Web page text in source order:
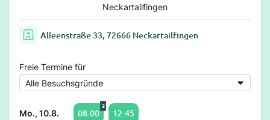
Neckartailfingen
Alleenstraße 33, 72666 Neckartailfingen
Freie Termine für
Mo., 10.8. 08:00
2
12:45